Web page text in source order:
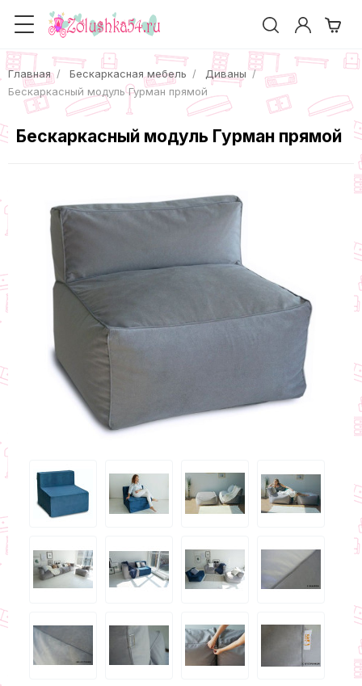
Главная Бескаркасная мебель
Диваны
Бескаркасный модуль Гурман прямой
Бескаркасный модуль Гурман прямой